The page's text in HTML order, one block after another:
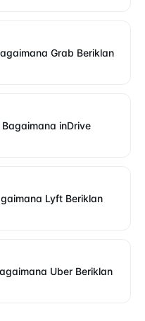
Grab Beriklan
inDrive
Lyft Beriklan
Uber Beriklan